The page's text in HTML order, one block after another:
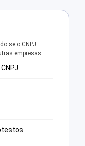
se o CNPJ
empresas.